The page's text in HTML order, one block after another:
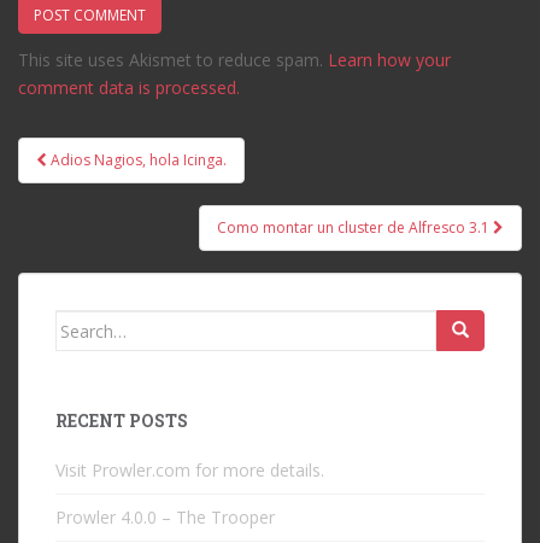
This site uses Akismet to reduce spam. Learn how your
comment data is processed.
Post
navigation
Adios Nagios, hola Icinga.
Como montar un cluster de Alfresco 3.1
Search
RECENT POSTS
Visit Prowler.com for more details.
Prowler 4.0.0 – The Trooper